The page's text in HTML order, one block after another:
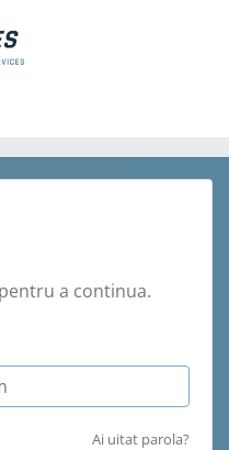
a continua.
Ai uitat parola?